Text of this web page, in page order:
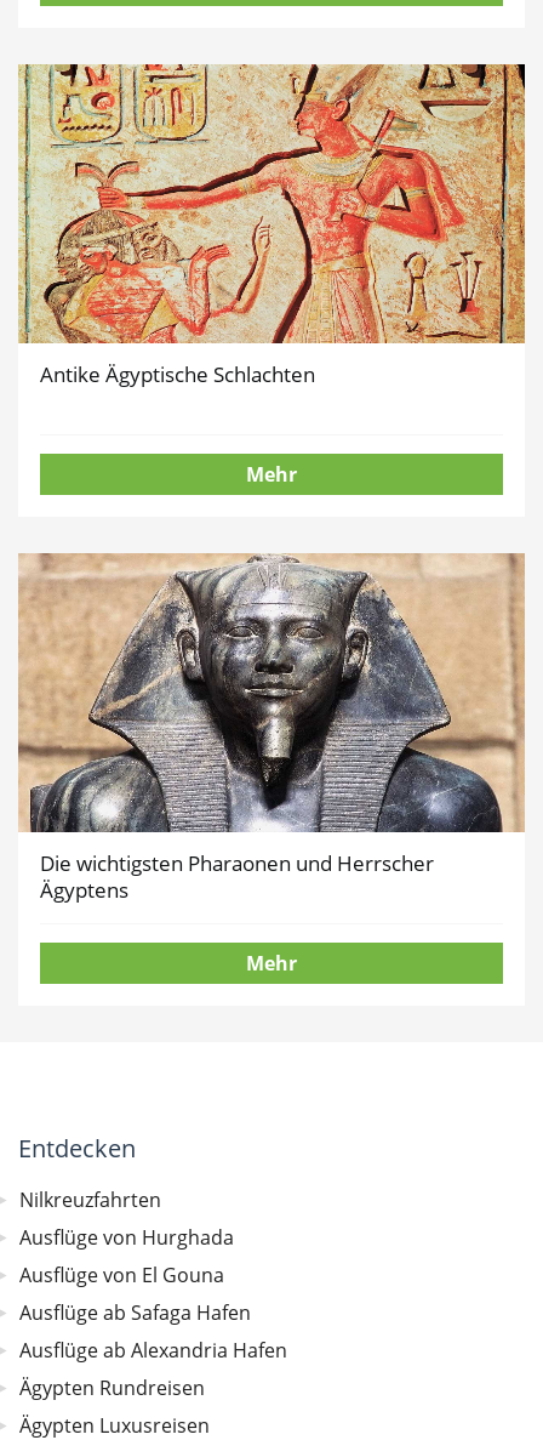
Antike Ägyptische Schlachten
Mehr
Die wichtigsten Pharaonen und Herrscher
Ägyptens
Mehr
Entdecken
Nilkreuzfahrten
Ausflüge von Hurghada
Ausflüge von El Gouna
Ausflüge ab Safaga Hafen
Ausflüge ab Alexandria Hafen
Ägypten Rundreisen
Ägypten Luxusreisen